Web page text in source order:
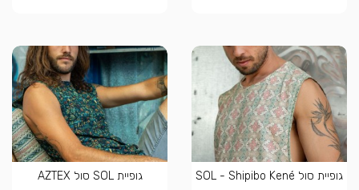
גופיית סול SOL - Shipibo Kené גופיית SOL סול AZTEX